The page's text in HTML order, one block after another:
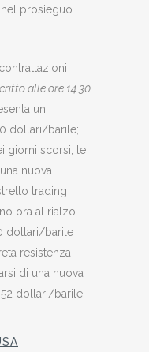
prosieguo
alle ore 14.30
un
dollari/barile;
giorni scorsi, le
nuova
trading
ora al rialzo.
dollari/barile
resistenza
di una nuova
dollari/barile.